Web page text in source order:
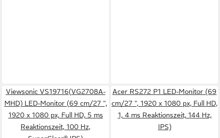
Viewsonic VS19716(VG2708A-
MHD) LED-Monitor (69 cm/27 ",
1920 x 1080 px, Full HD, 5 ms
Reaktionszeit, 100 Hz,
Acer RS272 P1 LED-Monitor (69
cm/27 ", 1920 x 1080 px, Full HD,
1, 4 ms Reaktionszeit, 144 Hz,
IPS)